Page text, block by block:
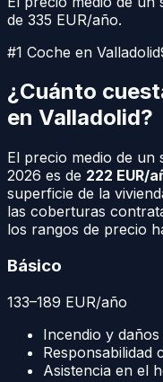
de 335 EUR/año.
#1 Coche en Valladolid
¿Cuánto
en Valladolid?
El precio medio de un
2026 es de 222 EUR/
superficie de la
las coberturas
los rangos de precio
Básico
133–189 EUR/año
Incendio y
Responsabilidad
Asistencia en el